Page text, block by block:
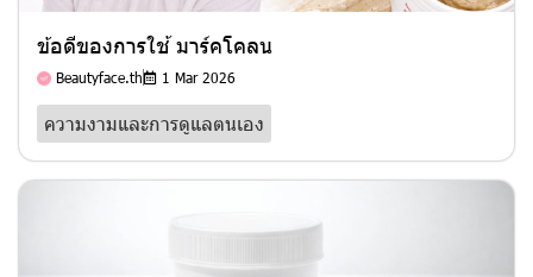
ข้อดีของการใช้ มาร์คโคลน
Beautyface.th 1 Mar 2026
ความงามและการดูแลตนเอง